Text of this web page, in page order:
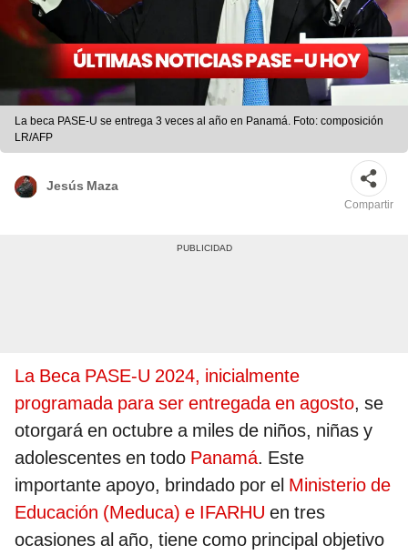
La beca PASE-U se entrega 3 veces al año en Panamá. Foto: composición
LR/AFP
Jesús Maza
Compartir
La Beca PASE-U 2024, inicialmente
programada para ser entregada en agosto, se
otorgará en octubre a miles de niños, niñas y
adolescentes en todo Panamá. Este
importante apoyo, brindado por el Ministerio de
Educación (Meduca) e IFARHU en tres
ocasiones al año, tiene como principal objetivo